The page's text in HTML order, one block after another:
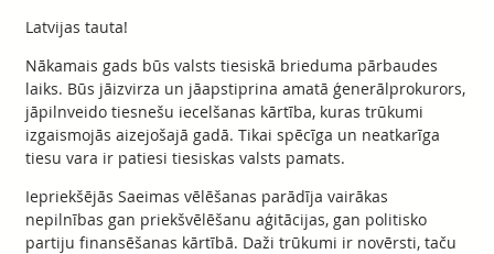
Latvijas tauta!
Nākamais gads būs valsts tiesiskā brieduma pārbaudes
laiks. Būs jāizvirza un jāapstiprina amatā ģenerālprokurors,
jāpilnveido tiesnešu iecelšanas kārtība, kuras trūkumi
izgaismojās aizejošajā gadā. Tikai spēcīga un neatkarīga
tiesu vara ir patiesi tiesiskas valsts pamats.
Iepriekšējās Saeimas vēlēšanas parādīja vairākas
nepilnības gan priekšvēlēšanu aģitācijas, gan politisko
partiju finansēšanas kārtībā. Daži trūkumi ir novērsti, taču